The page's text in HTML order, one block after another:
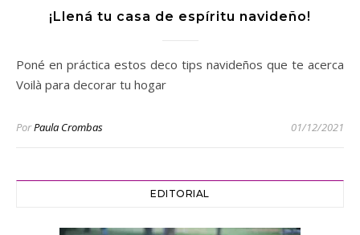
¡Llená tu casa de espíritu navideño!
Poné en práctica estos deco tips navideños que te acerca
Voilà para decorar tu hogar
PorPaula Crombas 01/12/2021
EDITORIAL